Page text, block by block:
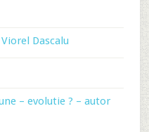
Dascalu
– evolutie ? – autor